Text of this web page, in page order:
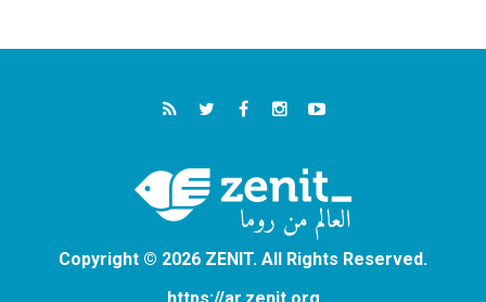
Copyright © 2026 ZENIT. All Rights Reserved.